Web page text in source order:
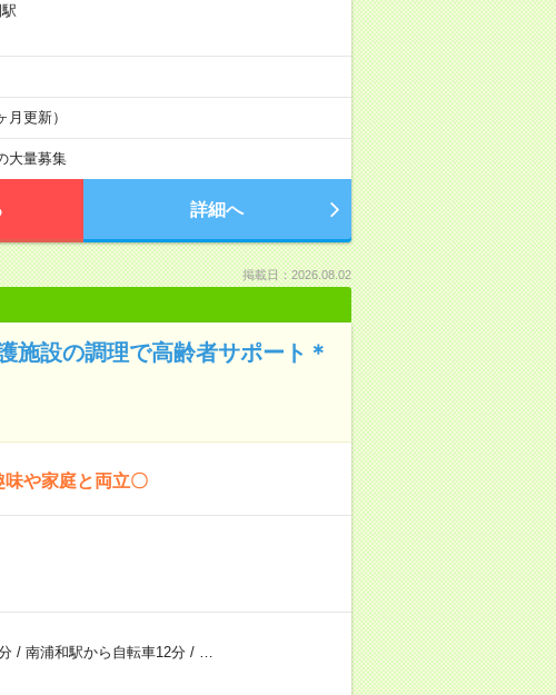
更新）
大量募集
詳細へ
掲載日：2026.08.02
施設の調理で高齢者サポート＊
や家庭と両立〇
/ 南浦和駅から自転車12分/